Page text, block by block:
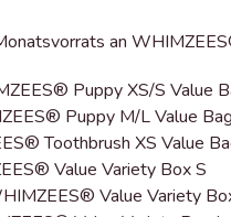
an
Puppy XS/S Value
Puppy M/L Value Bag
Toothbrush XS Value
Value Variety Box S
Value Variety